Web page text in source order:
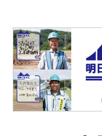
道路土工の様子
工事完成写真